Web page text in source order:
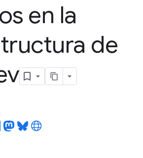
en la
de